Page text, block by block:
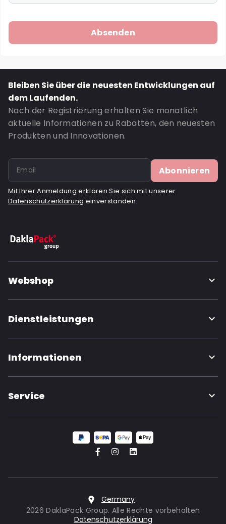
Bleiben Sie über die neuesten Entwicklungen auf
dem Laufenden.
Nach der Registrierung erhalten Sie monatlich
aktuelle Informationen zu Rabatten, den neuesten
Produkten und Innovationen.
Abonnieren
Mit Ihrer Anmeldung erklären Sie sich mit unserer
Datenschutzerklärung einverstanden.
Webshop
Dienstleistungen
Informationen
Service
Germany
2026 DaklaPack Group. Alle Rechte vorbehalten
Datenschutzerklärung